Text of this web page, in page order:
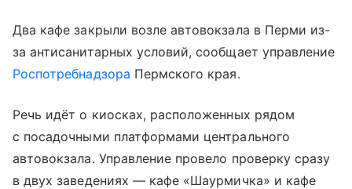
Два кафе закрыли возле автовокзала в Перми из-
за антисанитарных условий, сообщает управление
Роспотребнадзора Пермского края.
Речь идёт о киосках, расположенных рядом
с посадочными платформами центрального
автовокзала. Управление провело проверку сразу
в двух заведениях — кафе «Шаурмичка» и кафе